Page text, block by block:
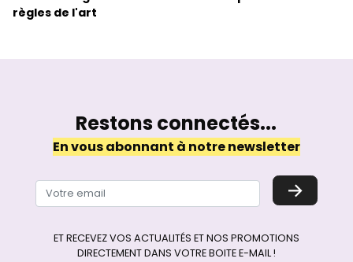
règles de l'art
Restons connectés...
En vous abonnant à notre newsletter
→
ET RECEVEZ VOS ACTUALITÉS ET NOS PROMOTIONS
DIRECTEMENT DANS VOTRE BOITE E-MAIL !